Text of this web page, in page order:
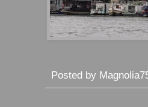
Posted by